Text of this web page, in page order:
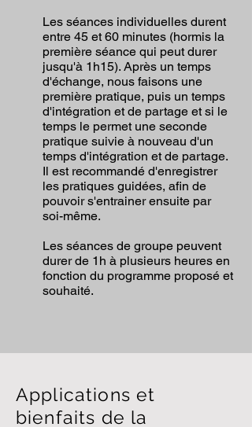
Les séances individuelles durent
entre 45 et 60 minutes (hormis la
première séance qui peut durer
jusqu'à 1h15). Après un temps
d'échange, nous faisons une
première pratique, puis un temps
d'intégration et de partage et si le
temps le permet une seconde
pratique suivie à nouveau d'un
temps d'intégration et de partage.
Il est recommandé d'enregistrer
les pratiques guidées, afin de
pouvoir s'entrainer ensuite par
soi-même.
Les séances de groupe peuvent
durer de 1h à plusieurs heures en
fonction du programme proposé et
souhaité.
Applications et
bienfaits de la